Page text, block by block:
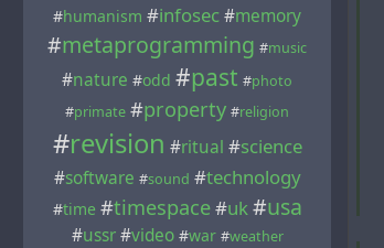
#humanism #infosec#memory
#metaprogramming #music
#nature #odd #past #photo
#primate #property #religion
#revision #ritual #science
#software #sound #technology
#time #timespace#uk#usa
#ussr #video #war #weather